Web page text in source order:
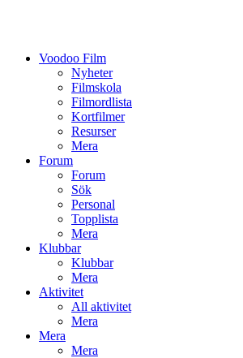
Voodoo Film
Nyheter
Filmskola
Filmordlista
Kortfilmer
Resurser
Mera
Forum
Forum
Sök
Personal
Topplista
Mera
Klubbar
Klubbar
Mera
Aktivitet
All aktivitet
Mera
Mera
Mera